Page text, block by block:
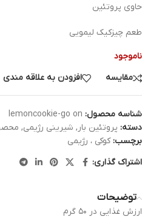
حاوی پروتئین
طعم چیزکیک لیمویی
ناموجود
مقایسه
افزودن به علاقه مندی
شناسه محصول: lemoncookie-go on
دسته: پروتئین بار , شیرینی رژیمی,
برچسب: کوکی ، رژیمی
اشتراک گذاری:
توضیحات
ارزش غذایی در ۵۰ گرم